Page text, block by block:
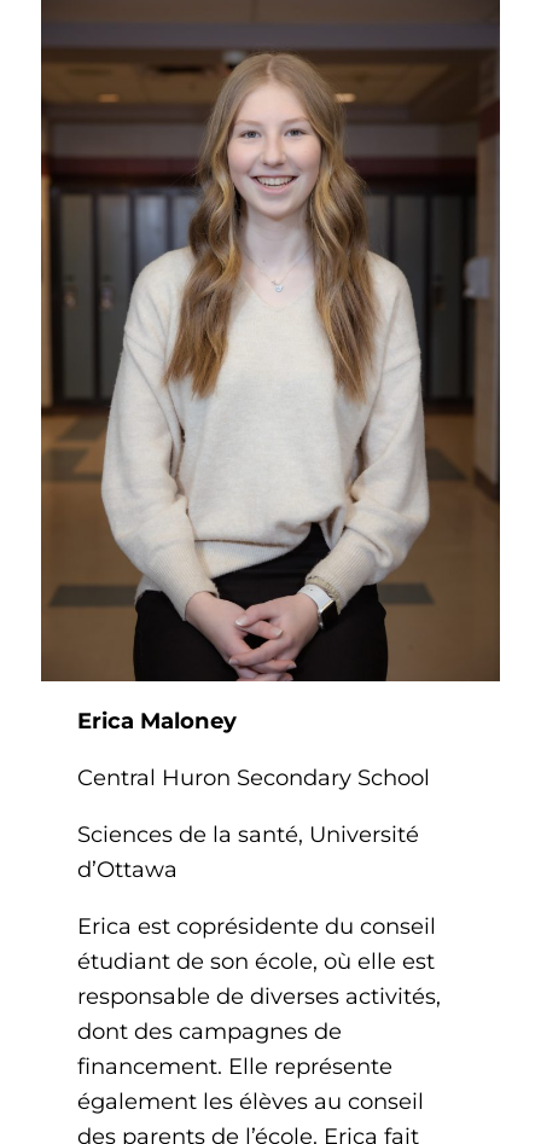
Erica Maloney
Central Huron Secondary School
Sciences de la santé, Université
d’Ottawa
Erica est coprésidente du conseil
étudiant de son école, où elle est
responsable de diverses activités,
dont des campagnes de
financement. Elle représente
également les élèves au conseil
des parents de l’école. Erica fait